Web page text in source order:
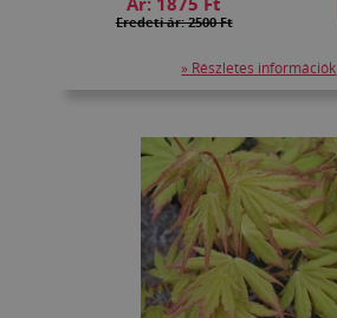
Eredeti ár: 2500 Ft
» Részletes információk